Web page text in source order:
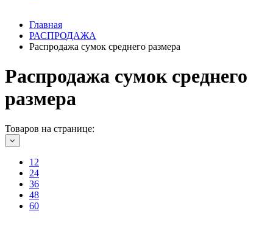
Главная
РАСПРОДАЖА
Распродажа сумок среднего размера
Распродажа сумок среднего
размера
Товаров на странице:
12
24
36
48
60